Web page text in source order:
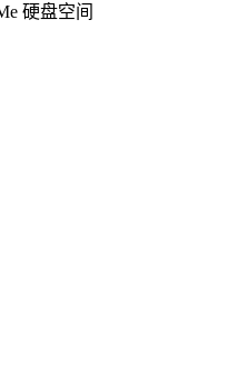
硬盘空间